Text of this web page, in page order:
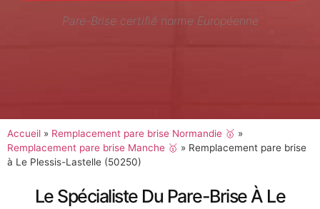
Pare-Brise certifié norme Européenne
Accueil » Remplacement pare brise Normandie 🥇 »
Remplacement pare brise Manche 🥇 » Remplacement pare brise
à Le Plessis-Lastelle (50250)
Le Spécialiste Du Pare-Brise À Le